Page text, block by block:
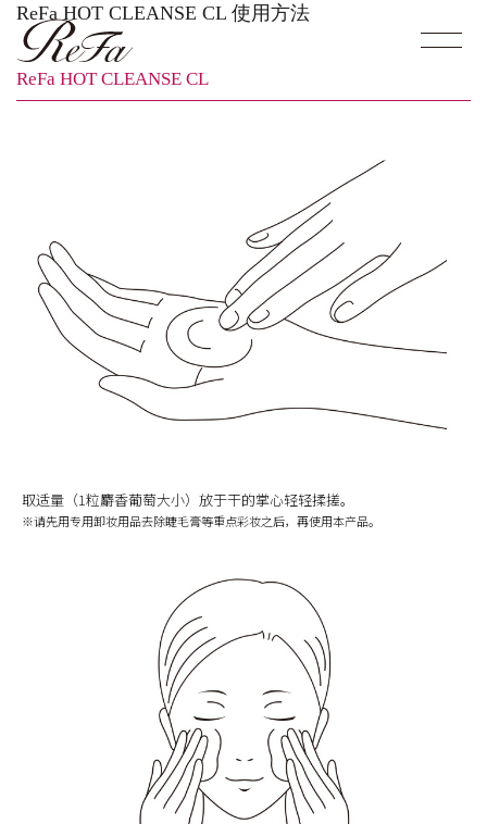
ReFa HOT CLEANSE CL 使用方法
ReFa HOT CLEANSE CL
取适量（1粒麝香葡萄大小）放于干的掌心轻轻揉搓。
※请先用专用卸妆用品去除睫毛膏等重点彩妆之后，再使用本产品。